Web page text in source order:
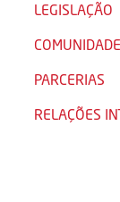
LEGISLAÇÃO
COMUNIDADE
PARCERIAS
RELAÇÕES